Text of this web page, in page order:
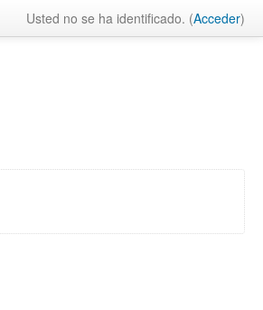
Usted no se ha identificado. (Acceder)